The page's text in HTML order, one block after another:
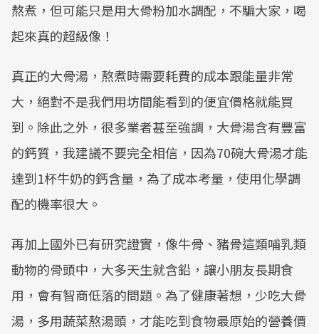
熬煮，但可能只是用大骨粉加水調配，不騙大家，喝
起來真的超級像！
真正的大骨湯，熬煮時需要耗費的成本跟能量非常
大，絕對不是我們用坊間能看到的便宜價格就能買
到。除此之外，很多業者甚至強調，大骨湯含有豐富
的鈣質，我建議不要完全相信，因為70碗大骨湯才能
達到1杯牛奶的鈣含量，為了成本考量，使用化學調
配的機率很大。
再加上國外已有研究證實，像牛骨、豬骨這類哺乳類
動物的骨頭中，大多天生就含鉛，讓小朋友長期食
用，會有智商低落的問題。為了健康著想，少吃大骨
湯，多用蔬菜熬湯頭，才能吃到食物最原始的營養價